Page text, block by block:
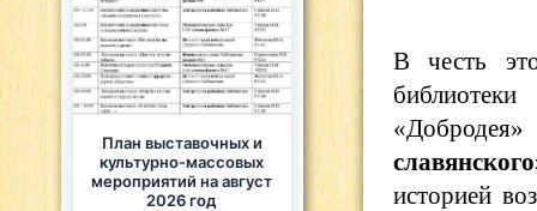
План выставочных и
культурно-массовых
мероприятий на август
2026 год
В честь
историей